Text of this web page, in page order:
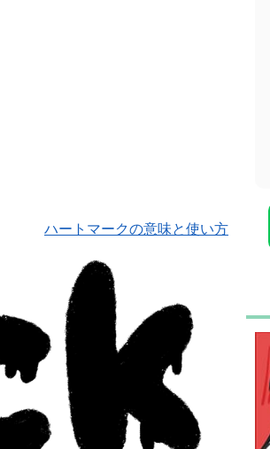
ハートマークの意味と使い方